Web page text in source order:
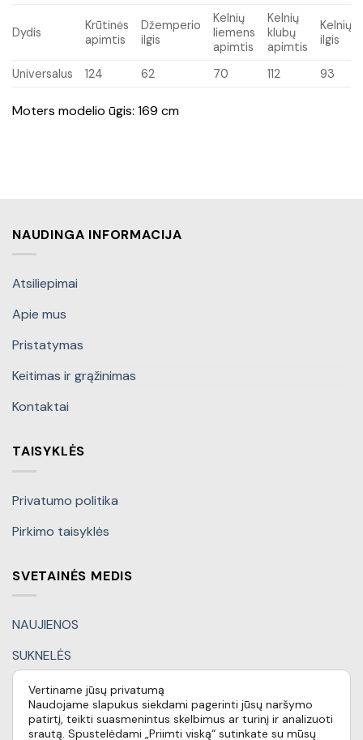
Dydis
Krūtinės
apimtis
Džemperio
ilgis
Kelnių
liemens
apimtis
Kelnių
klubų
apimtis
Kelnių
ilgis
Universalus 124 62 70 112 93
Moters modelio ūgis: 169 cm
NAUDINGA INFORMACIJA
Atsiliepimai
Apie mus
Pristatymas
Keitimas ir grąžinimas
Kontaktai
TAISYKLĖS
Privatumo politika
Pirkimo taisyklės
SVETAINĖS MEDIS
NAUJIENOS
SUKNELĖS
KOSTIUMĖLIAI
KITI DRABUŽIAI
Vertiname jūsų privatumą
Naudojame slapukus siekdami pagerinti jūsų naršymo
patirtį, teikti suasmenintus skelbimus ar turinį ir analizuoti
srautą. Spustelėdami „Priimti viską“ sutinkate su mūsų